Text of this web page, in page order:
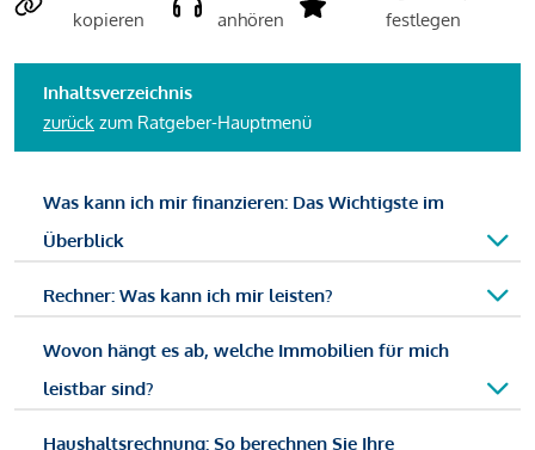
kopieren
anhören
festlegen
Inhaltsverzeichnis
zurück zum Ratgeber-Hauptmenü
Was kann ich mir finanzieren: Das Wichtigste im
Überblick
Rechner: Was kann ich mir leisten?
Wovon hängt es ab, welche Immobilien für mich
leistbar sind?
Haushaltsrechnung: So berechnen Sie Ihre